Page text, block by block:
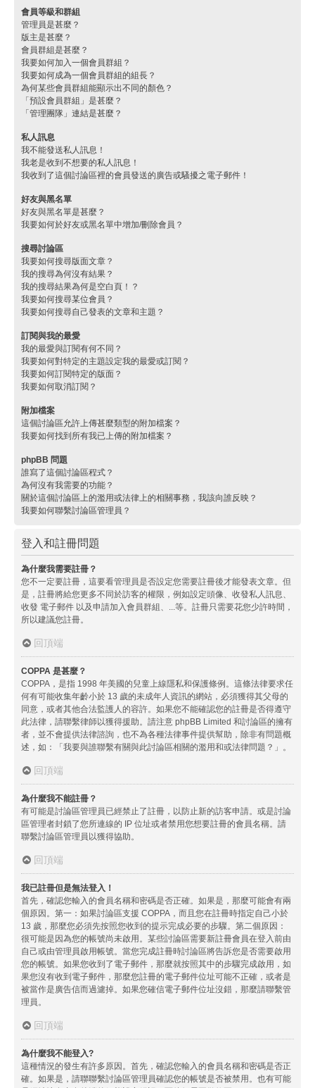
會員等級和群組
管理員是甚麼？
版主是甚麼？
會員群組是甚麼？
我要如何加入一個會員群組？
我要如何成為一個會員群組的組長？
為何某些會員群組能顯示出不同的顏色？
「預設會員群組」是甚麼？
「管理團隊」連結是甚麼？
私人訊息
我不能發送私人訊息！
我老是收到不想要的私人訊息！
我收到了這個討論區裡的會員發送的廣告或騷擾之電子郵件！
好友與黑名單
好友與黑名單是甚麼？
我要如何於好友或黑名單中增加/刪除會員？
搜尋討論區
我要如何搜尋版面文章？
我的搜尋為何沒有結果？
我的搜尋結果為何是空白頁！？
我要如何搜尋某位會員？
我要如何搜尋自己發表的文章和主題？
訂閱與我的最愛
我的最愛與訂閱有何不同？
我要如何對特定的主題設定我的最愛或訂閱？
我要如何訂閱特定的版面？
我要如何取消訂閱？
附加檔案
這個討論區允許上傳甚麼類型的附加檔案？
我要如何找到所有我已上傳的附加檔案？
phpBB 問題
誰寫了這個討論區程式？
為何沒有我需要的功能？
關於這個討論區上的濫用或法律上的相關事務，我該向誰反映？
我要如何聯繫討論區管理員？
登入和註冊問題
為什麼我需要註冊？
您不一定要註冊，這要看管理員是否設定您需要註冊後才能發表文章。但
是，註冊將給您更多不同於訪客的權限，例如設定頭像、收發私人訊息、
收發 電子郵件 以及申請加入會員群組、...等。註冊只需要花您少許時間，
所以建議您註冊。
回頂端
COPPA 是甚麼？
COPPA，是指 1998 年美國的兒童上線隱私和保護條例。這條法律要求任
何有可能收集年齡小於 13 歲的未成年人資訊的網站，必須獲得其父母的
同意，或者其他合法監護人的容許。如果您不能確認您的註冊是否得遵守
此法律，請聯繫律師以獲得援助。請注意 phpBB Limited 和討論區的擁有
者，並不會提供法律諮詢，也不為各種法律事件提供幫助，除非有問題概
述，如：「我要與誰聯繫有關與此討論區相關的濫用和或法律問題？」。
回頂端
為什麼我不能註冊？
有可能是討論區管理員已經禁止了註冊，以防止新的訪客申請。或是討論
區管理者封鎖了您所連線的 IP 位址或者禁用您想要註冊的會員名稱。請
聯繫討論區管理員以獲得協助。
回頂端
我已註冊但是無法登入！
首先，確認您輸入的會員名稱和密碼是否正確。如果是，那麼可能會有兩
個原因。第一：如果討論區支援 COPPA，而且您在註冊時指定自己小於
13 歲，那麼您必須先按照您收到的提示完成必要的步驟。第二個原因：
很可能是因為您的帳號尚未啟用。某些討論區需要新註冊會員在登入前由
自己或由管理員啟用帳號。當您完成註冊時討論區將告訴您是否需要啟用
您的帳號。如果您收到了電子郵件，那麼就按照其中的步驟完成啟用，如
果您沒有收到電子郵件，那麼您註冊的電子郵件位址可能不正確，或者是
被當作是廣告信而過濾掉。如果您確信電子郵件位址沒錯，那麼請聯繫管
理員。
回頂端
為什麼我不能登入?
這種情況的發生有許多原因。首先，確認您輸入的會員名稱和密碼是否正
確。如果是，請聯聯繫討論區管理員確認您的帳號是否被禁用。也有可能